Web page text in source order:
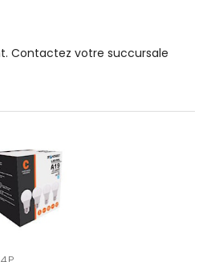
Contactez votre succursale